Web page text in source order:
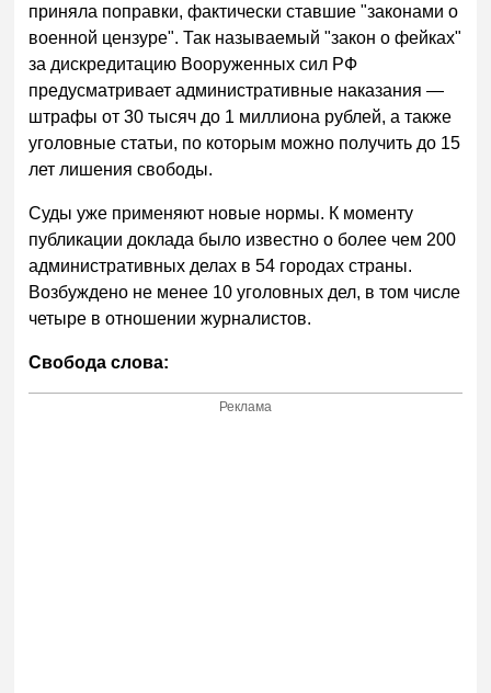
приняла поправки, фактически ставшие "законами о
военной цензуре". Так называемый "закон о фейках"
за дискредитацию Вооруженных сил РФ
предусматривает административные наказания —
штрафы от 30 тысяч до 1 миллиона рублей, а также
уголовные статьи, по которым можно получить до 15
лет лишения свободы.
Суды уже применяют новые нормы. К моменту
публикации доклада было известно о более чем 200
административных делах в 54 городах страны.
Возбуждено не менее 10 уголовных дел, в том числе
четыре в отношении журналистов.
Свобода слова:
Реклама